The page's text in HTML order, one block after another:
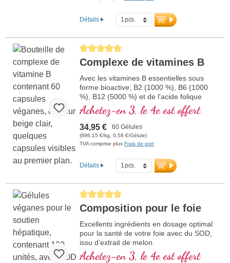
Détails
Average rating of 5 out of 5 stars
Complexe de vitamines B
Avec les vitamines B essentielles sous
forme bioactive; B2 (1000 %), B6 (1000
%), B12 (5000 %) et de l'acide folique
(400 %) ainsi que toutes les autres
vitamines B. Avec de la méthylcobalamine
et de l'adénosylcobalamine.
Achetez-en 3, le 4e est offert
34,95 € 60 Gélules
(896,15 €/kg, 0,58 €/Gélule)
TVA comprise plus Frais de port
Détails
Average rating of 5 out of 5 stars
Composition pour le foie
Excellents ingrédients en dosage optimal
pour la santé de votre foie avec du SOD,
issu d’extrait de melon.
Achetez-en 3, le 4e est offert